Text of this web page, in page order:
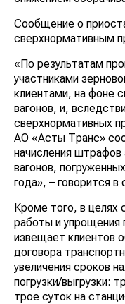
Сообщение о
сверхнормативным
«По результатам
участниками
клиентами, на фоне
вагонов, и,
сверхнормативных
АО «Астық Транс»
начисления
вагонов,
года», – говорится
Кроме того, в целях
работы и упрощения
извещает клиентов
договора
увеличения сроков
погрузки/выгрузки:
трое суток на